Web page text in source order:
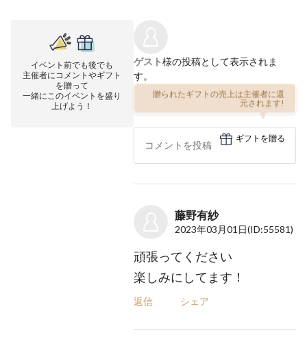
イベント前でも後でも
主催者にコメントやギフト
を贈って
一緒にこのイベントを盛り
上げよう！
ゲスト様の投稿として表示されま
す。
贈られたギフトの売上は主催者に還
元されます!
ギフトを贈る
藤野有紗
2023年03月01日(ID:55581)
頑張ってください
楽しみにしてます！
返信 シェア